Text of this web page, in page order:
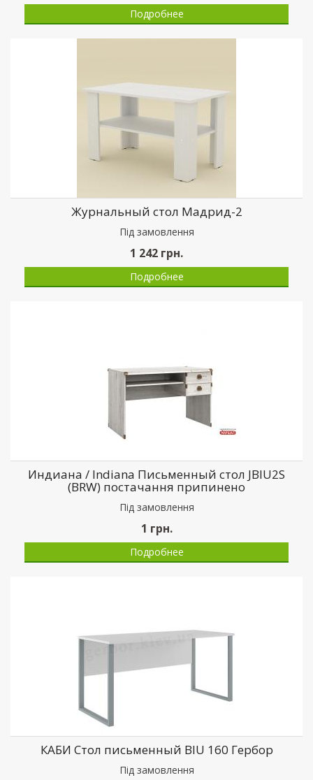
Подробнее
Журнальный стол Мадрид-2
Пiд замовлення
1 242 грн.
Подробнее
Индиана / Indiana Письменный стол JBIU2S
(BRW) постачання припинено
Пiд замовлення
1 грн.
Подробнее
КАБИ Стол письменный BIU 160 Гербор
Пiд замовлення